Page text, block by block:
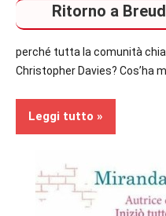
secondo
piano
Recensioni
Ritorno a
perché tutta la comunità
Christopher Davies? Cos’ha
Leggi tutto
secondo
piano